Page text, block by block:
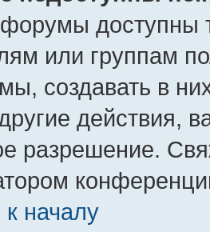
доступны
или группам
создавать в
действия,
разрешение.
началу